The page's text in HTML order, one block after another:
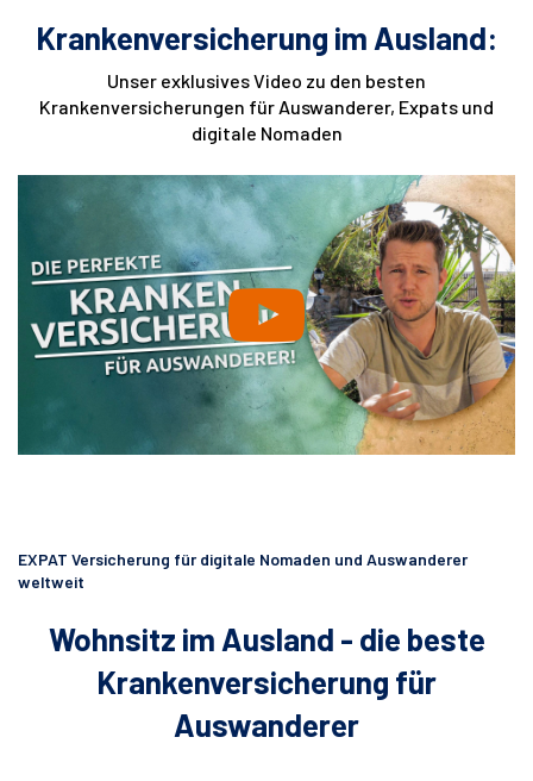
Krankenversicherung im Ausland:
Unser exklusives Video zu den besten
Krankenversicherungen für Auswanderer, Expats und
digitale Nomaden
EXPAT Versicherung für digitale Nomaden und Auswanderer
weltweit
Wohnsitz im Ausland - die beste
Krankenversicherung für
Auswanderer